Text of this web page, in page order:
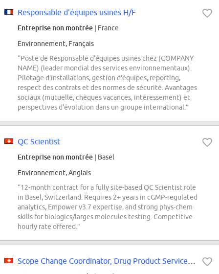
Responsable d'équipes usines H/F
Entreprise non montrée | France
Environnement, Français
“Poste de Responsable d'équipes usines chez (COMPANY
NAME) (leader mondial des services environnementaux).
Pilotage d'installations, gestion d'équipes, reporting,
respect des contrats et des normes de sécurité. Avantages
sociaux (mutuelle, chèques vacances, intéressement) et
perspectives d'évolution dans un groupe international.”
QC Scientist
Entreprise non montrée | Basel
Environnement, Anglais
“12-month contract for a fully site-based QC Scientist role
in Basel, Switzerland. Requires 2+ years in cGMP-regulated
analytics, Empower v3.7 expertise, and strong phys-chem
skills for biologics/larges molecules testing. Competitive
hourly rate offered.”